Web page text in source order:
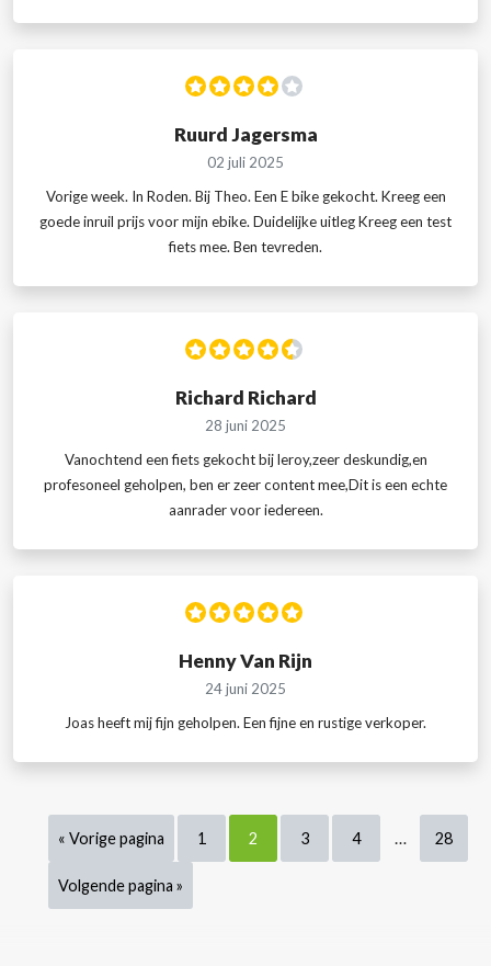
Ruurd Jagersma
02 juli 2025
Vorige week. In Roden. Bij Theo. Een E bike gekocht. Kreeg een
goede inruil prijs voor mijn ebike. Duidelijke uitleg Kreeg een test
fiets mee. Ben tevreden.
Richard Richard
28 juni 2025
Vanochtend een fiets gekocht bij leroy,zeer deskundig,en
profesoneel geholpen, ben er zeer content mee,Dit is een echte
aanrader voor iedereen.
Henny Van Rijn
24 juni 2025
Joas heeft mij fijn geholpen. Een fijne en rustige verkoper.
« Vorige pagina 1 2 3 4 … 28
Volgende pagina »